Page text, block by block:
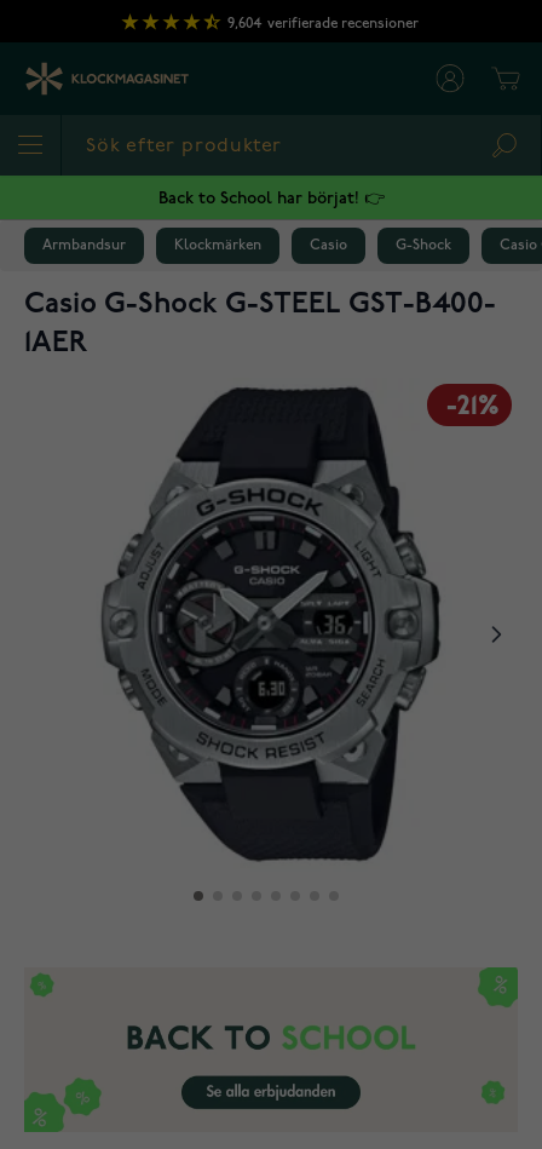
Hoppa till innehållet
9,604 verifierade recensioner
Back to School har börjat! 👉
Armbandsur Klockmärken Casio G-Shock Casio
Casio G-Shock G-STEEL GST-B400-
1AER
-21%